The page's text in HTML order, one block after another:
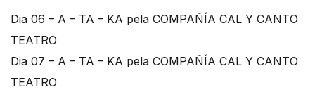
Dia 06 – A – TA – KA pela COMPAÑÍA CAL Y CANTO
TEATRO
Dia 07 – A – TA – KA pela COMPAÑÍA CAL Y CANTO
TEATRO